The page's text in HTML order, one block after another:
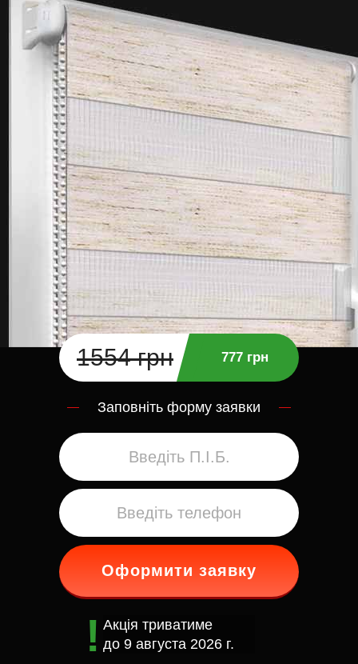
1554 грн 777 грн
Заповніть форму заявки
Оформити заявку
Акція триватиме
до 9 августа 2026 г.